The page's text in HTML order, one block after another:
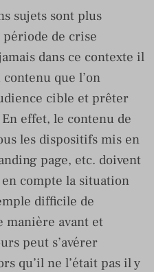
sujets sont plus
de crise
dans ce contexte il
que l’on
cible et prêter
effet, le contenu de
les dispositifs mis en
page, etc. doivent
compte la situation
difficile de
manière avant et
peut s’avérer
qu’il ne l’était pas il y